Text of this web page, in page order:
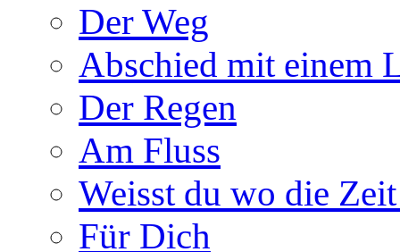
Der Weg
Abschied mit einem
Der Regen
Am Fluss
Weisst du wo die
Für Dich